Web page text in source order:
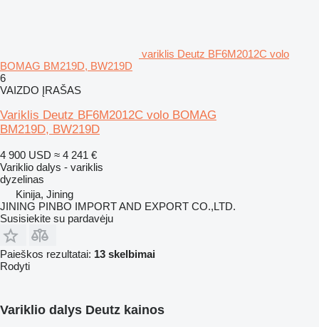
variklis Deutz BF6M2012C volo
BOMAG BM219D, BW219D
6
VAIZDO ĮRAŠAS
Variklis Deutz BF6M2012C volo BOMAG
BM219D, BW219D
4 900 USD ≈ 4 241 €
Variklio dalys - variklis
dyzelinas
Kinija, Jining
JINING PINBO IMPORT AND EXPORT CO.,LTD.
Susisiekite su pardavėju
Paieškos rezultatai: 13 skelbimai
Rodyti
Variklio dalys Deutz kainos